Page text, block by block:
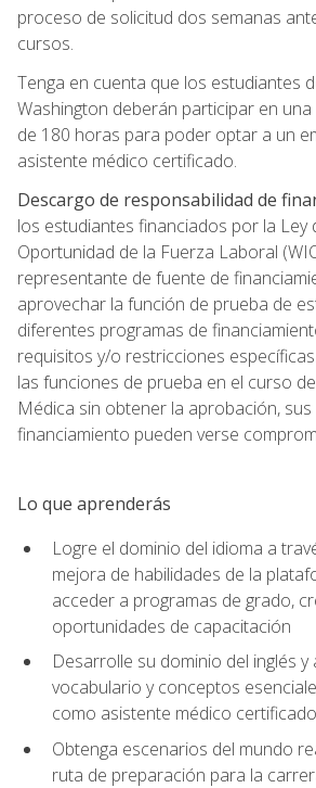
proceso de solicitud dos semanas
cursos.
Tenga en cuenta que los estudiantes
Washington deberán participar en
de 180 horas para poder optar a un
asistente médico certificado.
Descargo de responsabilidad de
los estudiantes financiados por la Ley
Oportunidad de la Fuerza Laboral
representante de fuente de
aprovechar la función de prueba de
diferentes programas de
requisitos y/o restricciones
las funciones de prueba en el curso
Médica sin obtener la aprobación,
financiamiento pueden verse
Lo que aprenderás
Logre el dominio del idioma a
mejora de habilidades de la
acceder a programas de grado,
oportunidades de capacitación
Desarrolle su dominio del inglés y
vocabulario y conceptos
como asistente médico certificado
Obtenga escenarios del mundo
ruta de preparación para la